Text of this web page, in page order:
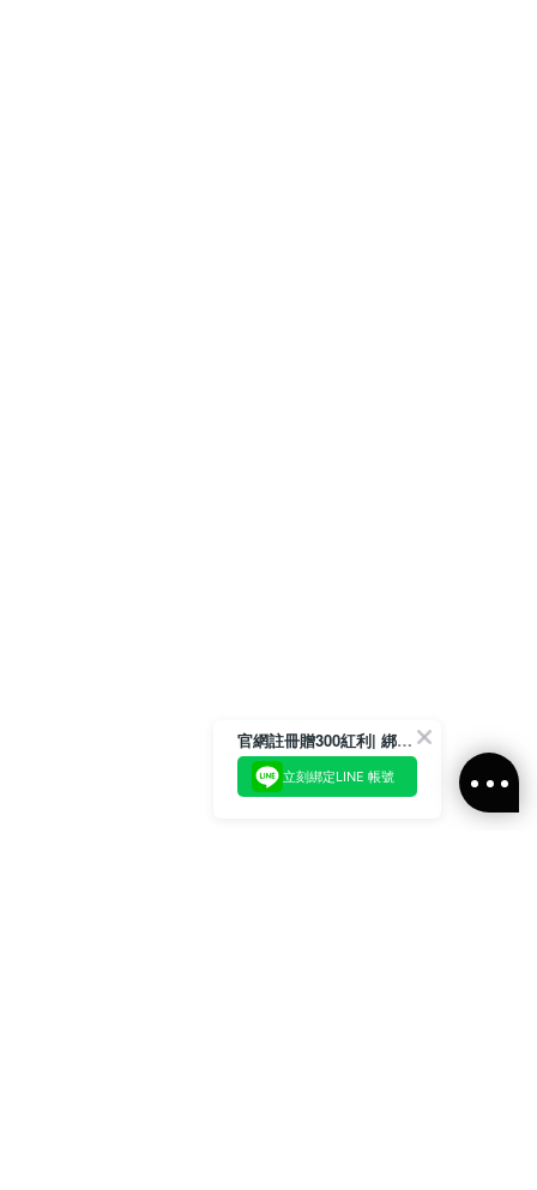
官網註冊贈300紅利| 綁定LINE再領取專屬優惠
立刻綁定LINE 帳號